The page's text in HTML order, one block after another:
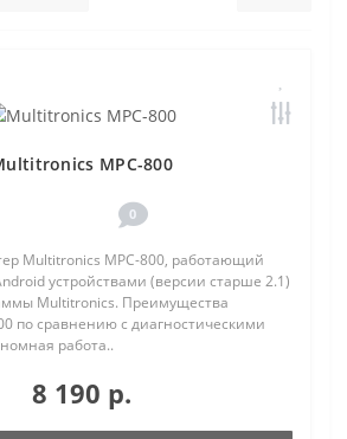
MPC-800
0
Multitronics MPC-800, работающий
устройствами (версии старше 2.1)
Multitronics. Преимущества
по сравнению с диагностическими
работа..
8 190 р.